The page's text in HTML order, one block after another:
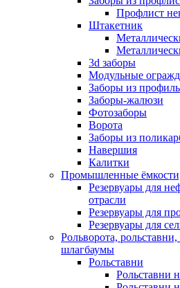
Профлист
Штакетник
3d заборы
Модульные
Заборы из
Заборы-жалюзи
Фотозаборы
Ворота
Заборы из
Навершия
Калитки
Промышленные
Резервуары для
отрасли
Резервуары для
Резервуары для
Рольворота,
шлагбаумы
Рольставни
Рольставни